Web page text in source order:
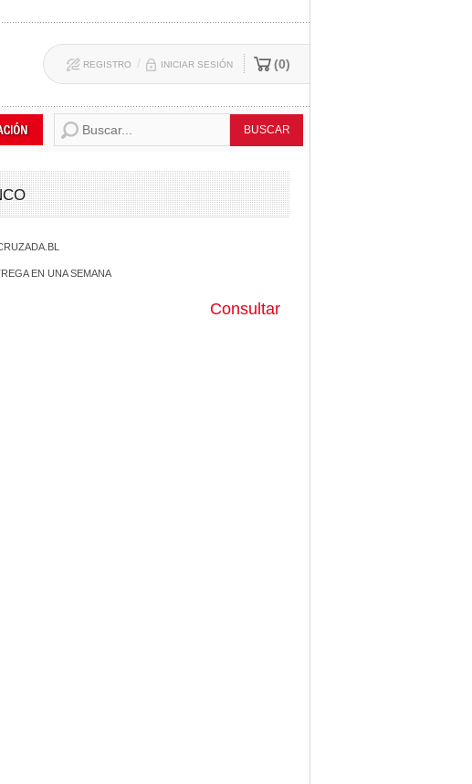
REGISTRO / INICIAR SESIÓN 0
EN UNA SEMANA
Consultar